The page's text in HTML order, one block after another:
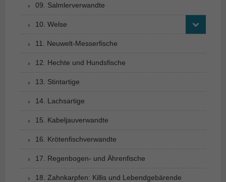
09. Salmlerverwandte
10. Welse
11. Neuwelt-Messerfische
12. Hechte und Hundsfische
13. Stintartige
14. Lachsartige
15. Kabeljauverwandte
16. Krötenfischverwandte
17. Regenbogen- und Ährenfische
18. Zahnkarpfen: Killis und Lebendgebärende